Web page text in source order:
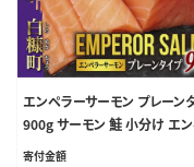
エンペラーサーモン プレーン
900g サーモン 鮭 小分け エ
ー を超えた キングサーモン ア
寄付金額